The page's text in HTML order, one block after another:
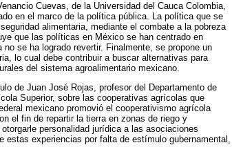
Cuevas, de la Universidad del Cauca Colombia,
en el marco de la política pública. La política que se
alimentaria, mediante el combate a la pobreza
que las políticas en México se han centrado en
se ha logrado revertir. Finalmente, se propone un
lo cual debe contribuir a buscar alternativas para
del sistema agroalimentario mexicano.
de Juan José Rojas, profesor del Departamento de
Superior, sobre las cooperativas agrícolas que
mexicano promovió el cooperativismo agrícola
el fin de repartir la tierra en zonas de riego y
personalidad jurídica a las asociaciones
estas experiencias por falta de estímulo gubernamental,